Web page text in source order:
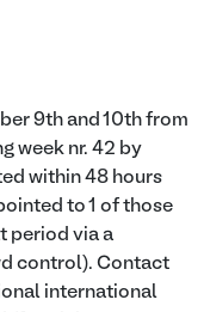
9th and 10th from
week nr. 42 by
within 48 hours
to 1 of those
period via a
control). Contact
international